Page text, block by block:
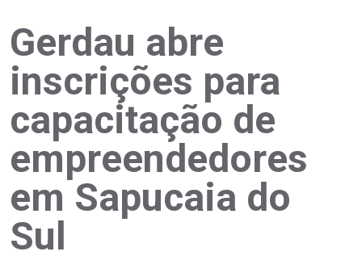
Gerdau abre
inscrições para
capacitação de
empreendedores
em Sapucaia do
Sul